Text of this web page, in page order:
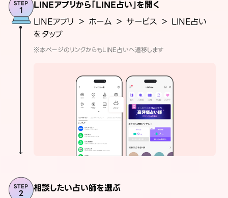
LINEアプリから「LINE占い」を開く
LINEアプリ ＞ ホーム ＞ サービス ＞ LINE占い
をタップ
※本ページのリンクからもLINE占いへ遷移します
相談したい占い師を選ぶ